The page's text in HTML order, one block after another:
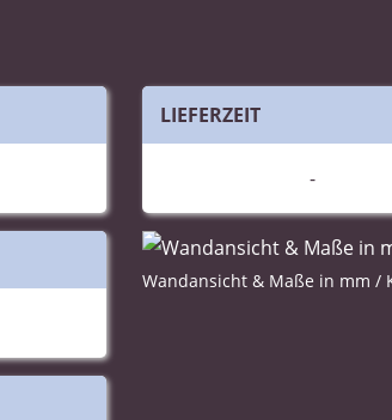
LIEFERZEIT
-
Wandansicht & Maße in mm /